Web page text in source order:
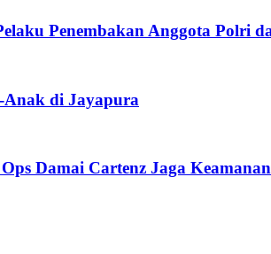
Penembakan Anggota Polri
Anak di Jayapura
Damai Cartenz Jaga